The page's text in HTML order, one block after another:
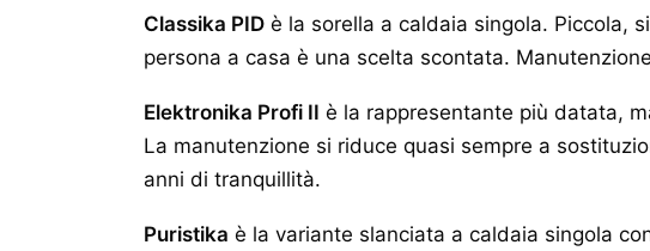
Classika PID è la sorella a caldaia singola. Piccola,
persona a casa è una scelta scontata.
Elektronika Profi II è la rappresentante più datata,
La manutenzione si riduce quasi sempre a
anni di tranquillità.
Puristika è la variante slanciata a caldaia singola